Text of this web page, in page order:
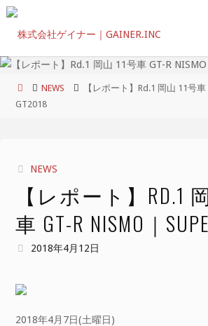
コ
ン
ホ
ー
NEWS
【レポート】Rd.1 岡山 11号車
GT2018
NEWS
【レポート】RD.1
車 GT-R NISMO｜
2018年4月12日
2018年4月7日(土曜日)